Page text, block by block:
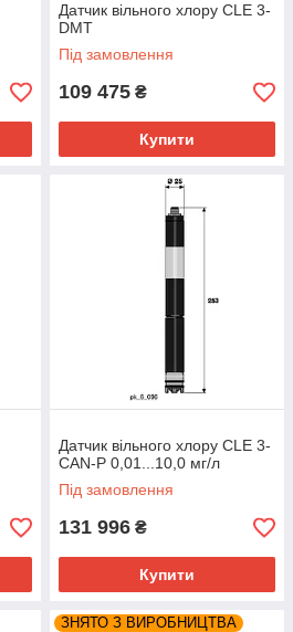
Датчик вільного хлору CLE 3-
DMT
Під замовлення
109 475 ₴
Купити
Датчик вільного хлору CLE 3-
CAN-P 0,01...10,0 мг/л
Під замовлення
131 996 ₴
Купити
ЗНЯТО З ВИРОБНИЦТВА